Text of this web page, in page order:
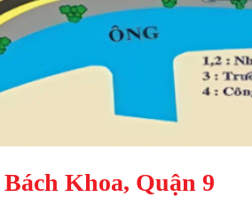
Khoa, Quận 9